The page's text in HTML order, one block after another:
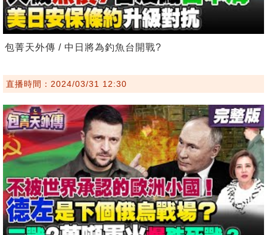
包菁天外傳 / 中日將為釣魚台開戰?
直播時間：2024/03/31 12:30